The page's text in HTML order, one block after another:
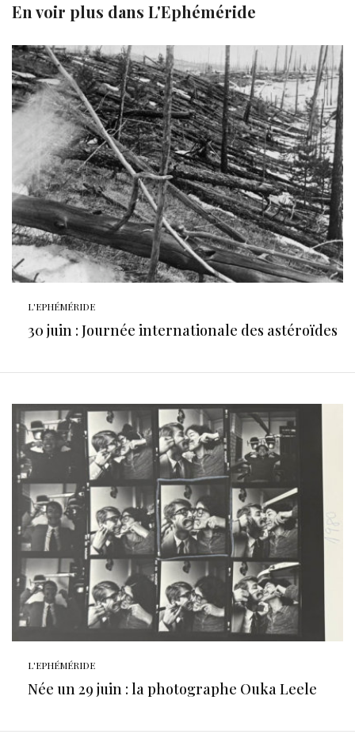
En voir plus dans L'Ephéméride
L'EPHÉMÉRIDE
30 juin : Journée internationale des astéroïdes
L'EPHÉMÉRIDE
Née un 29 juin : la photographe Ouka Leele